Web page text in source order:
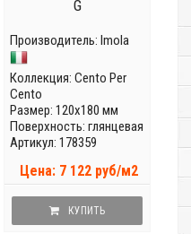
G
Производитель: Imola
Коллекция: Cento Per
Cento
Размер: 120x180 мм
Поверхность: глянцевая
Артикул: 178359
Цена: 7 122 руб/м2
КУПИТЬ